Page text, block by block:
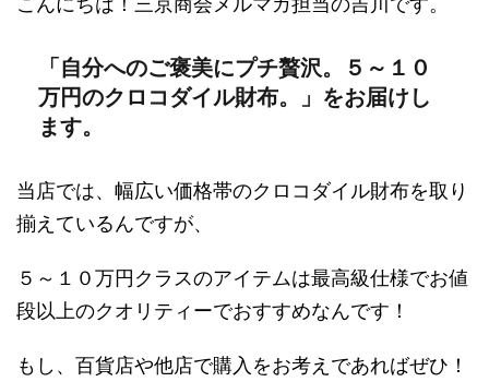
「自分へのご褒美にプチ贅沢。５～１０
万円のクロコダイル財布。」をお届けし
ます。
当店では、幅広い価格帯のクロコダイル財布を取り
揃えているんですが、
５～１０万円クラスのアイテムは最高級仕様でお値
段以上のクオリティーでおすすめなんです！
もし、百貨店や他店で購入をお考えであればぜひ！